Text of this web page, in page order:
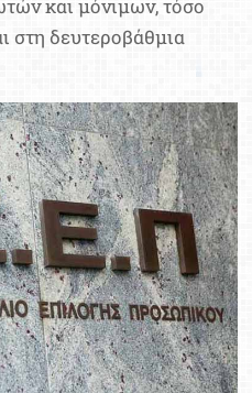
και μόνιμων, τόσο
στη δευτεροβάθμια